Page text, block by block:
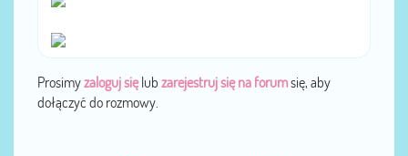
Prosimyzaloguj sięlub zarejestruj się na forumsię, aby
dołączyć do rozmowy.